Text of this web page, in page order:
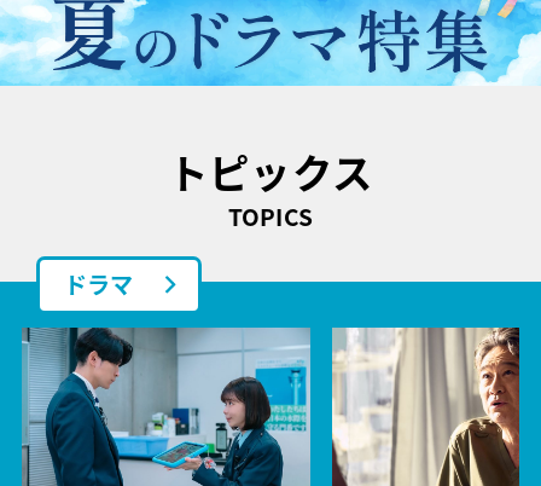
トピックス
TOPICS
ドラマ